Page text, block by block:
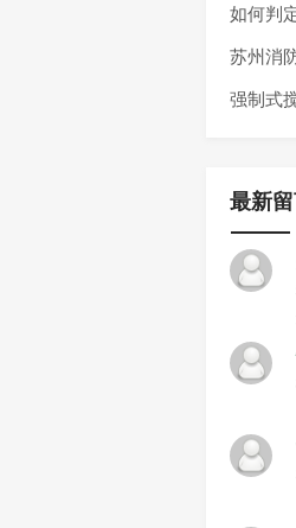
潮流推
如何判
苏州消
强制式
最新